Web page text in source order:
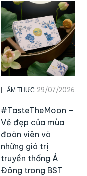
ẨM THỰC 29/07/2026
#TasteTheMoon –
Vẻ đẹp của mùa
đoàn viên và
những giá trị
truyền thống Á
Đông trong BST